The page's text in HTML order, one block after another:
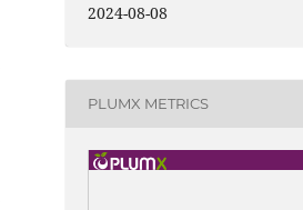
2024-08-08
PLUMX METRICS